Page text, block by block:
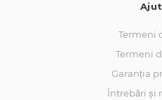
Termeni
Termeni
Garanția
Întrebări și